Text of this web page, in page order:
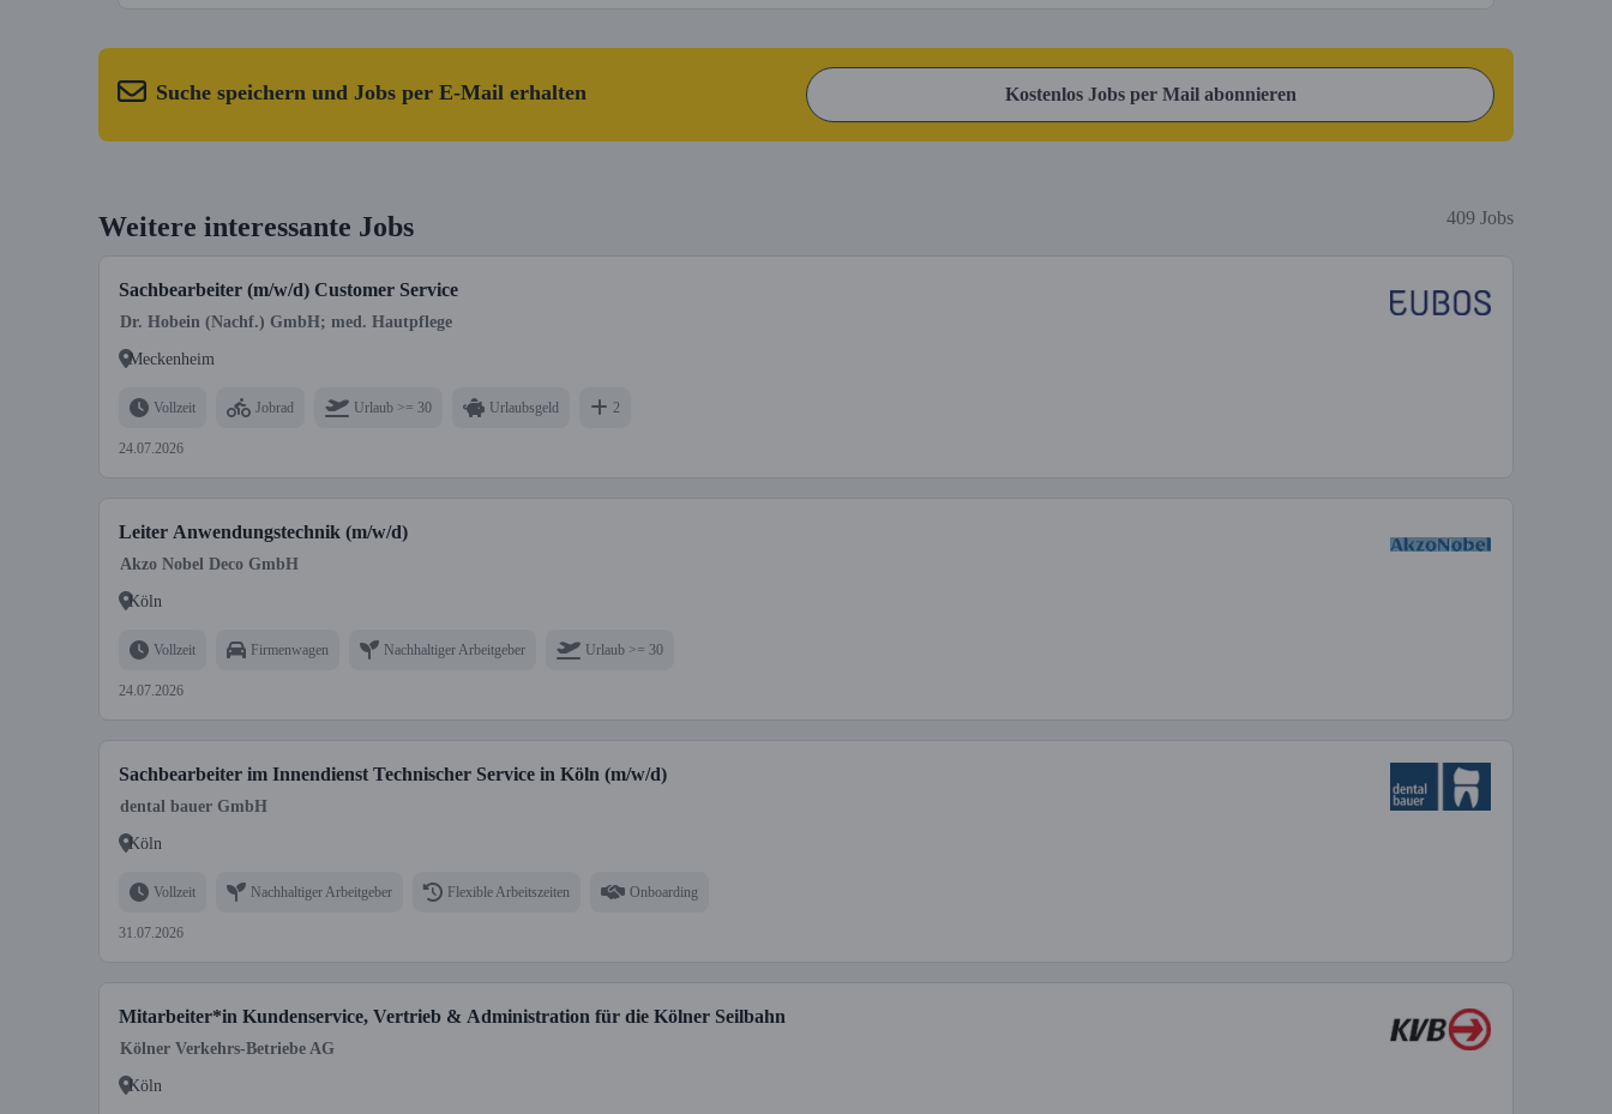
Suche speichern und Jobs per E-Mail erhalten Kostenlos Jobs per Mail abonnieren
Weitere interessante Jobs 409 Jobs
Sachbearbeiter (m/w/d) Customer Service
Dr. Hobein (Nachf.) GmbH; med. Hautpflege
Meckenheim
Vollzeit Jobrad Urlaub >= 30 Urlaubsgeld 2
24.07.2026
Leiter Anwendungstechnik (m/w/d)
Akzo Nobel Deco GmbH
Köln
Vollzeit Firmenwagen Nachhaltiger Arbeitgeber Urlaub >= 30
24.07.2026
Sachbearbeiter im Innendienst Technischer Service in Köln (m/w/d)
dental bauer GmbH
Köln
Vollzeit Nachhaltiger Arbeitgeber Flexible Arbeitszeiten Onboarding
31.07.2026
Mitarbeiter*in Kundenservice, Vertrieb & Administration für die Kölner Seilbahn
Kölner Verkehrs-Betriebe AG
Köln